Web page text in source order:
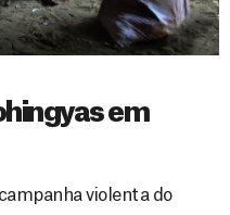
em
violenta do